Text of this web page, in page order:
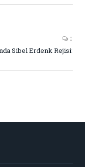
0
Sibel Erdenk Rejisi: